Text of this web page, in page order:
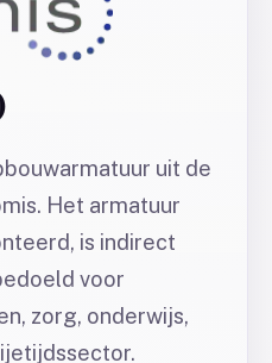
uit de
Het armatuur
is indirect
voor
zorg, onderwijs,